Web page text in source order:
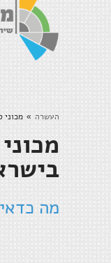
העשרה » מכוני
מה